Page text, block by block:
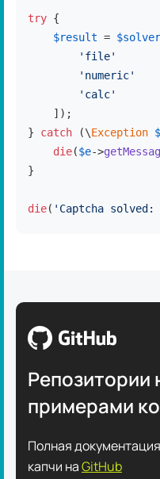
try {
$result = $solver
'file'
'numeric'
'calc'
    ]);
} catch (\Exception
die($e->
}
die( 'Captcha
Репозитории
примерами
Полная
капчи наGitHub